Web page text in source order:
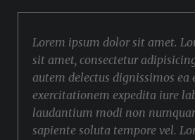
Lorem ipsum dolor sit amet.
sit amet, consectetur
autem delectus dignissimos ea
exercitationem expedita iure
laudantium modi non
sapiente soluta tempore vel.